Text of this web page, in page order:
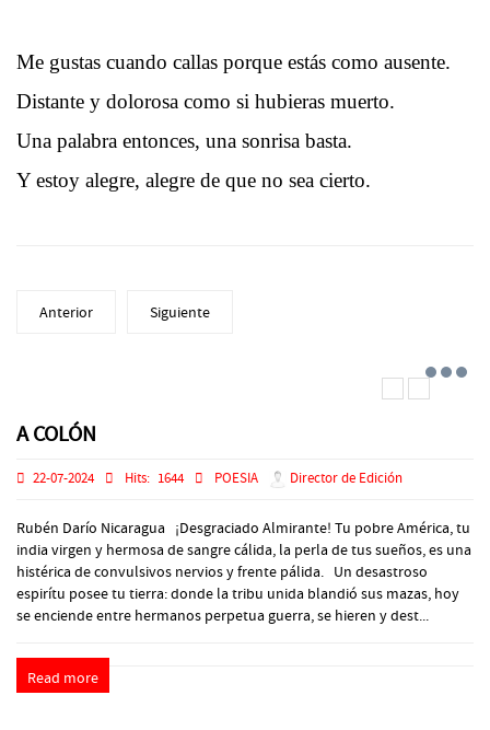
Me gustas cuando callas porque estás como ausente.
Distante y dolorosa como si hubieras muerto.
Una palabra entonces, una sonrisa basta.
Y estoy alegre, alegre de que no sea cierto.
Anterior Siguiente
A COLÓN
22-07-2024 Hits: 1644 POESIA Director de Edición
Rubén Darío Nicaragua ¡Desgraciado Almirante! Tu pobre América, tu
india virgen y hermosa de sangre cálida, la perla de tus sueños, es una
histérica de convulsivos nervios y frente pálida. Un desastroso
espirítu posee tu tierra: donde la tribu unida blandió sus mazas, hoy
se enciende entre hermanos perpetua guerra, se hieren y dest...
Read more